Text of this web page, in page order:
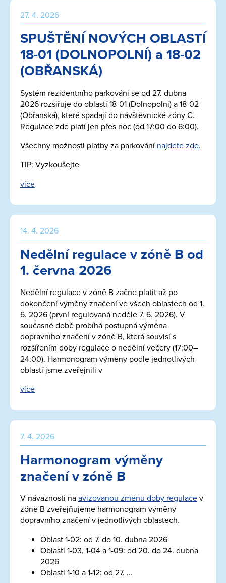
27. 4. 2026
SPUŠTĚNÍ NOVÝCH OBLASTÍ
18-01 (DOLNOPOLNÍ) a 18-02
(OBŘANSKÁ)
Systém rezidentního parkování se od 27. dubna
2026 rozšiřuje do oblastí 18-01 (Dolnopolní) a 18-02
(Obřanská), které spadají do návštěvnické zóny C.
Regulace zde platí jen přes noc (od 17:00 do 6:00).
Všechny možnosti platby za parkování najdete zde.
TIP: Vyzkoušejte
více
14. 4. 2026
Nedělní regulace v zóně B od
1. června 2026
Nedělní regulace v zóně B začne platit až po
dokončení výměny značení ve všech oblastech od 1.
6. 2026 (první regulovaná neděle 7. 6. 2026). V
současné době probíhá postupná výměna
dopravního značení v zóně B, která souvisí s
rozšířením doby regulace o nedělní večery (17:00–
24:00). Harmonogram výměny podle jednotlivých
oblastí jsme zveřejnili v
více
7. 4. 2026
Harmonogram výměny
značení v zóně B
V návaznosti na avizovanou změnu doby regulace v
zóně B zveřejňujeme harmonogram výměny
dopravního značení v jednotlivých oblastech.
Oblast 1-02: od 7. do 10. dubna 2026
Oblasti 1-03, 1-04 a 1-09: od 20. do 24. dubna
2026
Oblasti 1-10 a 1-12: od 27. ...